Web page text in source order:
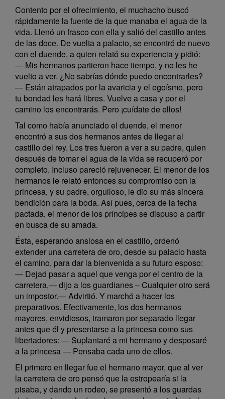
Contento por el ofrecimiento, el muchacho buscó
rápidamente la fuente de la que manaba el agua de la
vida. Llenó un frasco con ella y salió del castillo antes
de las doce. De vuelta a palacio, se encontró de nuevo
con el duende, a quien relató su experiencia y pidió:
— Mis hermanos partieron hace tiempo, y no les he
vuelto a ver. ¿No sabrías dónde puedo encontrarles?
— Están atrapados por la avaricia y el egoísmo, pero
tu bondad les hará libres. Vuelve a casa y por el
camino los encontrarás. Pero ¡cuídate de ellos!
Tal como había anunciado el duende, el menor
encontró a sus dos hermanos antes de llegar al
castillo del rey. Los tres fueron a ver a su padre, quien
después de tomar el agua de la vida se recuperó por
completo. Incluso pareció rejuvenecer. El menor de los
hermanos le relató entonces su compromiso con la
princesa, y su padre, orgulloso, le dio su más sincera
bendición para la boda. Así pues, cerca de la fecha
pactada, el menor de los príncipes se dispuso a partir
en busca de su amada.
Ésta, esperando ansiosa en el castillo, ordenó
extender una carretera de oro, desde su palacio hasta
el camino, para dar la bienvenida a su futuro esposo:
— Dejad pasar a aquel que venga por el centro de la
carretera,— dijo a los guardianes – Cualquier otro será
un impostor.— Advirtió. Y marchó a hacer los
preparativos. Efectivamente, los dos hermanos
mayores, envidiosos, tramaron por separado llegar
antes que él y presentarse a la princesa como sus
libertadores: — Suplantaré a mi hermano y desposaré
a la princesa — Pensaba cada uno de ellos.
El primero en llegar fue el hermano mayor, que al ver
la carretera de oro pensó que la estropearía si la
pisaba, y dando un rodeo, se presentó a los guardas